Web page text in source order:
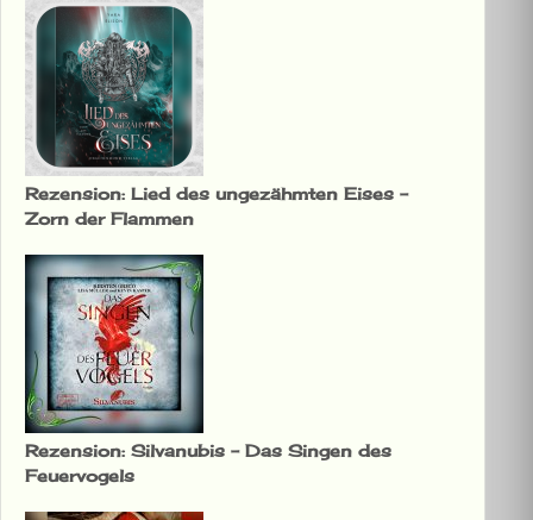
Rezension: Lied des ungezähmten Eises –
Zorn der Flammen
Rezension: Silvanubis – Das Singen des
Feuervogels